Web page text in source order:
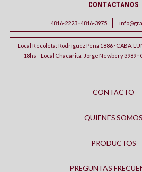
CONTACTANOS
4816-2223 · 4816-3975
Local Recoleta: Rodríguez Peña 1886 · CABA.
18hs - Local Chacarita: Jorge Newbery 3989 ·
CONTACTO
QUIENES SOMOS
PRODUCTOS
PREGUNTAS